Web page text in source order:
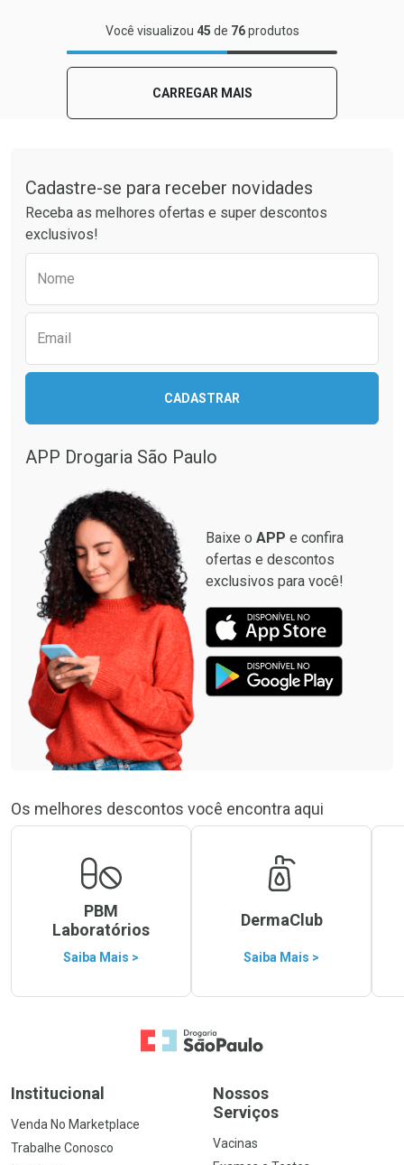
FECHAR
Laboratório
Comprar sem Desconto
Por R$ 149,90/cada
FECHAR
Por Menos
Comprar sem Desconto
Por R$ 149,90/cada
Você visualizou 45 de 76produtos
CARREGAR MAIS
Cadastre-se para receber novidades
Receba as melhores ofertas e super descontos
exclusivos!
Nome
Email
CADASTRAR
APP Drogaria São Paulo
Baixe o APP e confira
ofertas e descontos
exclusivos para você!
Os melhores descontos você encontra aqui
PBM
Laboratórios
Saiba Mais >
DermaClub
Saiba Mais >
Ir para a Home
Institucional
Venda No Marketplace
Trabalhe Conosco
Nossos
Serviços
Vacinas